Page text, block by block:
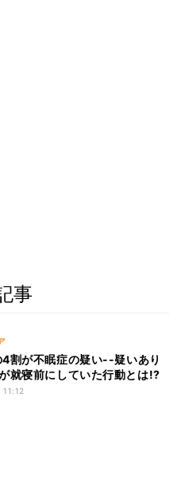
事
4割が不眠症の疑い--疑いあり
就寝前にしていた行動とは!?
11:12